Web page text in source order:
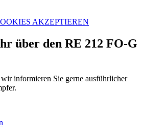
AKZEPTIEREN
über den RE 212 FO-G
informieren Sie gerne ausführlicher